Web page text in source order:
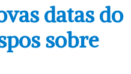
datas do
sobre